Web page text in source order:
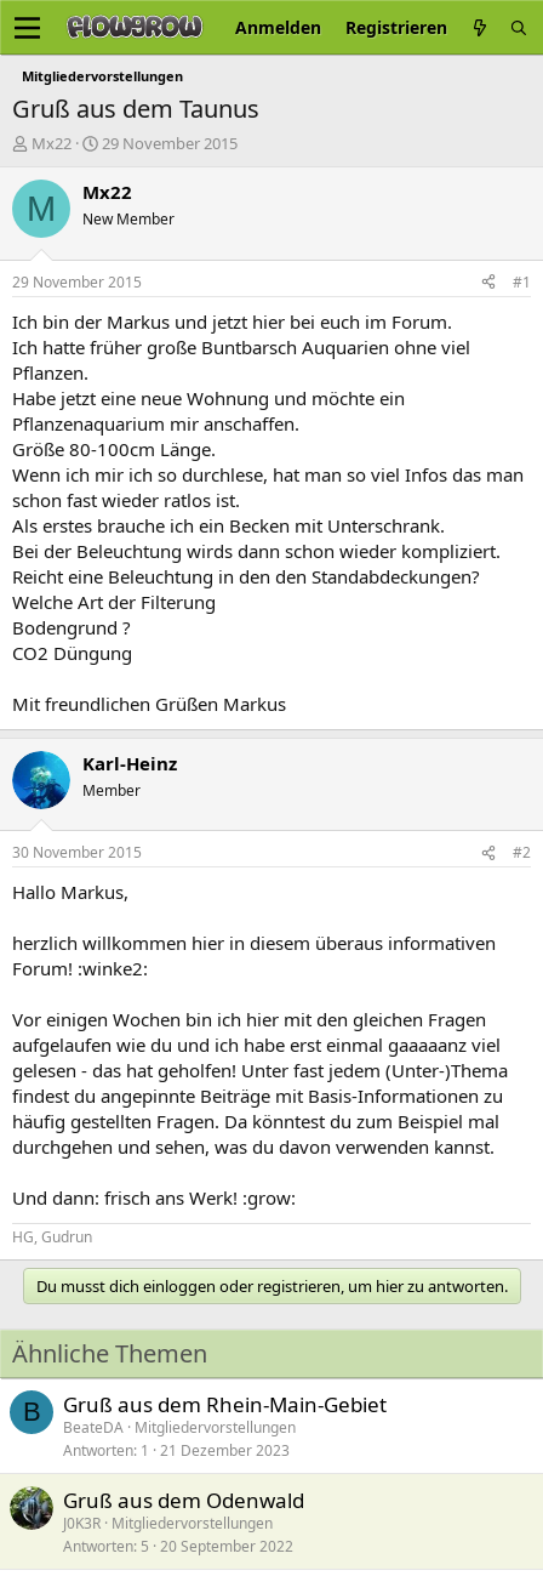
Anmelden Registrieren
Mitgliedervorstellungen
Gruß aus dem Taunus
E
s
t
e
r
Mx22
E
s
e
t
a
m
29 November 2015
M Mx22
New Member
29 November 2015 #1
Ich bin der Markus und jetzt hier bei euch im Forum.
Ich hatte früher große Buntbarsch Auquarien ohne viel
Pflanzen.
Habe jetzt eine neue Wohnung und möchte ein
Pflanzenaquarium mir anschaffen.
Größe 80-100cm Länge.
Wenn ich mir ich so durchlese, hat man so viel Infos das man
schon fast wieder ratlos ist.
Als erstes brauche ich ein Becken mit Unterschrank.
Bei der Beleuchtung wirds dann schon wieder kompliziert.
Reicht eine Beleuchtung in den den Standabdeckungen?
Welche Art der Filterung
Bodengrund ?
CO2 Düngung
Mit freundlichen Grüßen Markus
Karl-Heinz
Member
30 November 2015 #2
Hallo Markus,
herzlich willkommen hier in diesem überaus informativen
Forum! :winke2:
Vor einigen Wochen bin ich hier mit den gleichen Fragen
aufgelaufen wie du und ich habe erst einmal gaaaaanz viel
gelesen - das hat geholfen! Unter fast jedem (Unter-)Thema
findest du angepinnte Beiträge mit Basis-Informationen zu
häufig gestellten Fragen. Da könntest du zum Beispiel mal
durchgehen und sehen, was du davon verwenden kannst.
Und dann: frisch ans Werk! :grow:
HG, Gudrun
Du musst dich einloggen oder registrieren, um hier zu antworten.
Ähnliche Themen
B Gruß aus dem Rhein-Main-Gebiet
BeateDA Mitgliedervorstellungen
Antworten 1 21 Dezember 2023
Gruß aus dem Odenwald
J0K3R Mitgliedervorstellungen
Antworten 5 20 September 2022